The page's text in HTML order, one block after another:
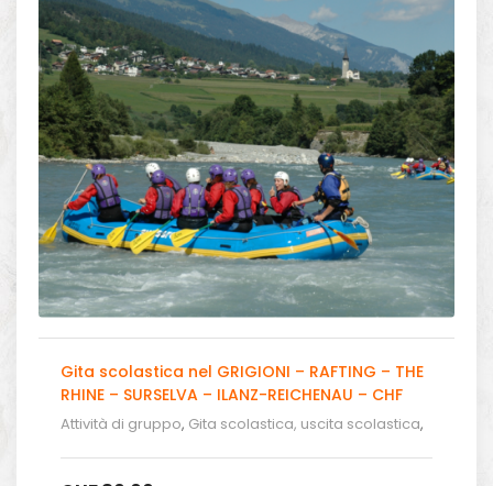
Gita scolastica nel GRIGIONI – RAFTING – THE
RHINE – SURSELVA – ILANZ-REICHENAU – CHF
80.00
Attività di gruppo, Gita scolastica, uscita scolastica,